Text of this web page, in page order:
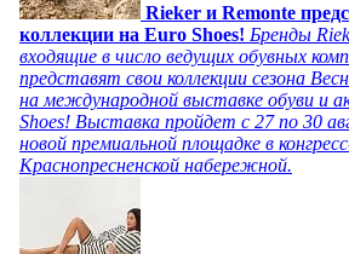
Rieker и Remonte
коллекции на Euro Shoes! Бренды
входящие в число ведущих обувных
представят свои коллекции сезона
на международной выставке обуви и
Shoes! Выставка пройдет c 27 по 30
новой премиальной площадке в
Краснопресненской набережной.